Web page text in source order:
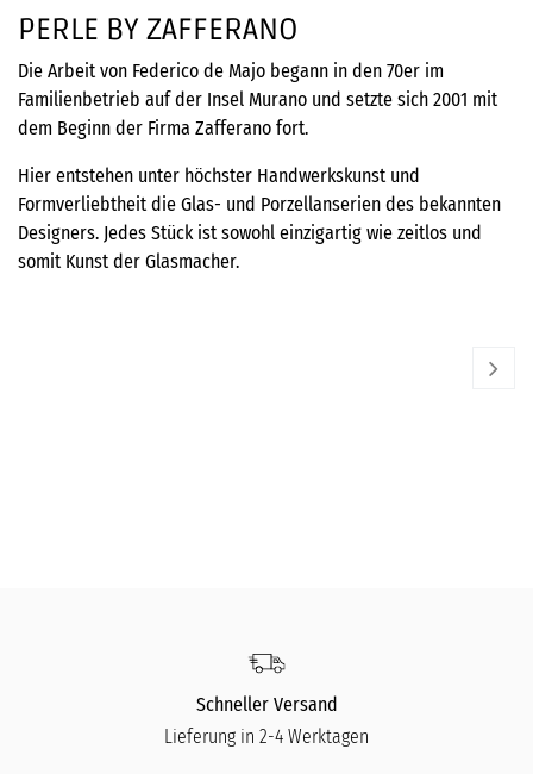
PERLE BY ZAFFERANO
Die Arbeit von Federico de Majo begann in den 70er im
Familienbetrieb auf der Insel Murano und setzte sich 2001 mit
dem Beginn der Firma Zafferano fort.
Hier entstehen unter höchster Handwerkskunst und
Formverliebtheit die Glas- und Porzellanserien des bekannten
Designers. Jedes Stück ist sowohl einzigartig wie zeitlos und
somit Kunst der Glasmacher.
Schneller Versand
Lieferung in 2-4 Werktagen